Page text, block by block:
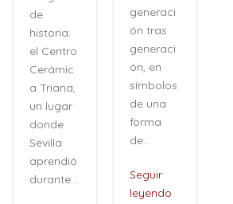
de
historia:
el Centro
Cerámic
a Triana,
un lugar
donde
Sevilla
aprendió
durante...
generaci
ón tras
generaci
ón, en
símbolos
de una
forma
de...
Seguir
leyendo